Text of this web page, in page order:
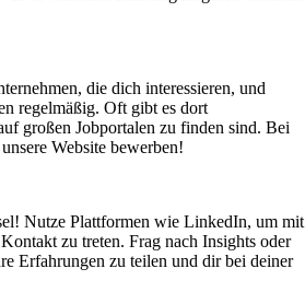
die dich interessieren, und
regelmäßig. Oft gibt es dort
großen Jobportalen zu finden sind. Bei
Website bewerben!
Nutze Plattformen wie LinkedIn, um mit
zu treten. Frag nach Insights oder
Erfahrungen zu teilen und dir bei deiner